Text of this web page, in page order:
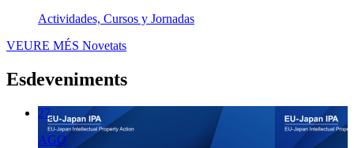
Actividades, Cursos y Jornadas
VEURE MÉS Novetats
Esdeveniments
27
AGO